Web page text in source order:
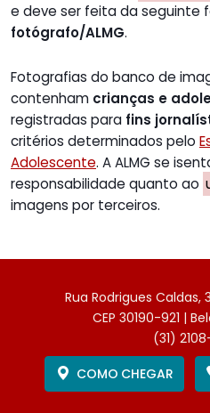
e deve ser feita da seguinte
fotógrafo/ALMG.
Fotografias do banco de
contenham crianças e
registradas para fins
critérios determinados pelo
Adolescente. A ALMG se
responsabilidade quanto ao
imagens por terceiros.
Rua Rodrigues Caldas,
CEP 30190-921 |
(31)
COMO CHEGAR